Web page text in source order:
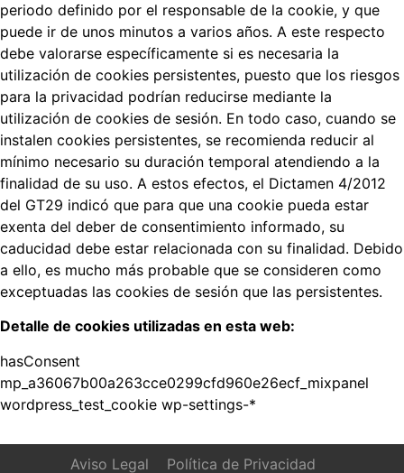
periodo definido por el responsable de la cookie, y que
puede ir de unos minutos a varios años. A este respecto
debe valorarse específicamente si es necesaria la
utilización de cookies persistentes, puesto que los riesgos
para la privacidad podrían reducirse mediante la
utilización de cookies de sesión. En todo caso, cuando se
instalen cookies persistentes, se recomienda reducir al
mínimo necesario su duración temporal atendiendo a la
finalidad de su uso. A estos efectos, el Dictamen 4/2012
del GT29 indicó que para que una cookie pueda estar
exenta del deber de consentimiento informado, su
caducidad debe estar relacionada con su finalidad. Debido
a ello, es mucho más probable que se consideren como
exceptuadas las cookies de sesión que las persistentes.
Detalle de cookies utilizadas en esta web:
hasConsent
mp_a36067b00a263cce0299cfd960e26ecf_mixpanel
wordpress_test_cookie wp-settings-*
Aviso Legal Política de Privacidad